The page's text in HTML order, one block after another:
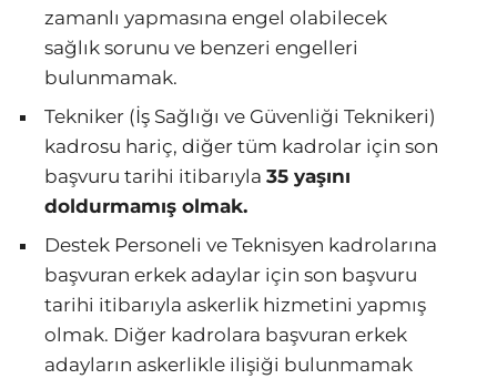
zamanlı yapmasına engel olabilecek
sağlık sorunu ve benzeri engelleri
bulunmamak.
Tekniker (İş Sağlığı ve Güvenliği Teknikeri)
kadrosu hariç, diğer tüm kadrolar için son
başvuru tarihi itibarıyla 35 yaşını
doldurmamış olmak.
Destek Personeli ve Teknisyen kadrolarına
başvuran erkek adaylar için son başvuru
tarihi itibarıyla askerlik hizmetini yapmış
olmak. Diğer kadrolara başvuran erkek
adayların askerlikle ilişiği bulunmamak